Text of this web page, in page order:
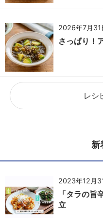
2026年7月31
さっぱり！
レシ
新
2023年12月
「タラの旨
立